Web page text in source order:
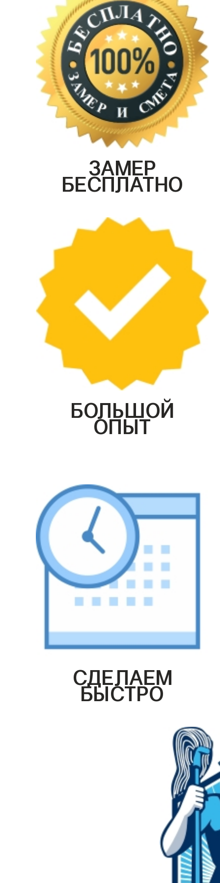
ЗАМЕР
БЕСПЛАТНО
БОЛЬШОЙ
ОПЫТ
СДЕЛАЕМ
БЫСТРО